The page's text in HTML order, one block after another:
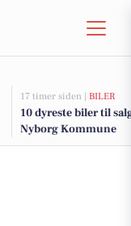
17 timer siden | BILER
10 dyreste biler til
Nyborg Kommune